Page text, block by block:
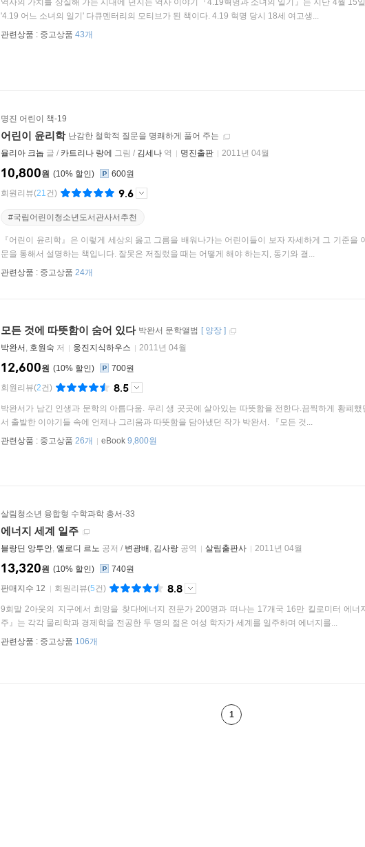
역사의 가치를 상실해 가는 시대에 던지는 역사 이야기『4.19혁명과 소녀의 일기』는 지난 4월 15
'4.19 어느 소녀의 일기' 다큐멘터리의 모티브가 된 책이다. 4.19 혁명 당시 18세 여고생...
관련상품 : 중고상품 43개
명진 어린이 책-19
어린이 윤리학 난감한 철학적 질문을 명쾌하게 풀어 주는
율리아 크놉 글 / 카트리나 랑에 그림 / 김세나 역 명진출판 2011년 04월
10%
10,800원
600원
회원리뷰(21건) 9.6
#국립어린이청소년도서관사서추천
『어린이 윤리학』은 이렇게 세상의 옳고 그름을 배워나가는 어린이들이 보자 자세하게 그 기준을
문을 통해서 설명하는 책입니다. 잘못은 저질렀을 때는 어떻게 해야 하는지, 동기와 결...
관련상품 : 중고상품 24개
모든 것에 따뜻함이 숨어 있다 박완서 문학앨범 [ 양장 ]
박완서 , 호원숙 저 웅진지식하우스 2011년 04월
10%
12,600원
700원
회원리뷰(2건) 8.5
박완서가 남긴 인생과 문학의 아름다움. 우리 생 곳곳에 살아있는 따뜻함을 전한다.끔찍하게 황폐했
서 출발한 이야기들 속에 언제나 그리움과 따뜻함을 담아냈던 작가 박완서. 『모든 것...
관련상품 : 중고상품 26개 eBook 9,800원
살림청소년 융합형 수학과학 총서-33
에너지 세계 일주
블랑딘 앙투안, 엘로디 르노 공저 / 변광배 , 김사랑 공역 살림출판사 2011년 04월
10%
13,320원
740원
판매지수 12
회원리뷰(5건) 8.8
9회말 2아웃의 지구에서 희망을 찾다!에너지 전문가 200명과 떠나는 17개국 16만 킬로미터 에너
주』는 각각 물리학과 경제학을 전공한 두 명의 젊은 여성 학자가 세계를 일주하며 에너지를...
관련상품 : 중고상품 106개
1